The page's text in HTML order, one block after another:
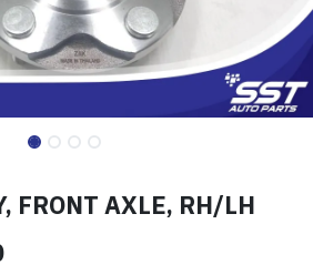
FRONT AXLE, RH/LH